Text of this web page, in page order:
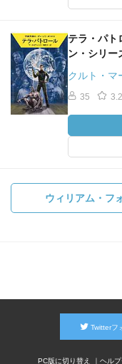
テラ・パト
ン・シリー
クルト・マ
35
ウィリアム・フ
Twitterフ
PC版に切り替え ヘル